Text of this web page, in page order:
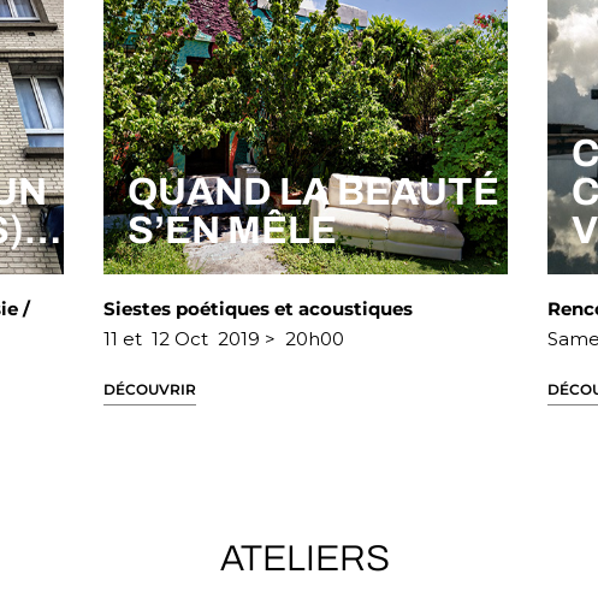
/
QUAND LA BEAUTÉ
S’EN MÊLE
Siestes poétiques et acoustiques
11 et 12 Oct 2019 > 20h00
DÉCOUVRIR
ATELIERS